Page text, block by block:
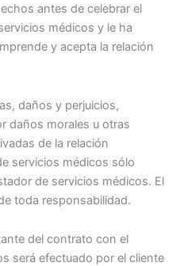
antes de celebrar el
médicos y le ha
y acepta la relación
daños y perjuicios,
daños morales u otras
de la relación
servicios médicos sólo
de servicios médicos. El
toda responsabilidad.
del contrato con el
será efectuado por el cliente